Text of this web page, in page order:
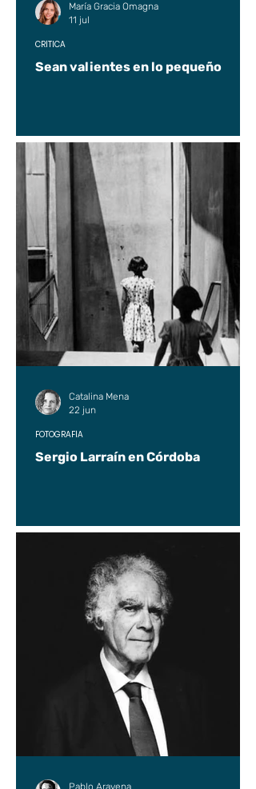
Sean valientes en lo pequeño
CRÍTICA
María Gracia Omagna
11 jul
Sergio Larraín en Córdoba
FOTOGRAFÍA
Catalina Mena
22 jun